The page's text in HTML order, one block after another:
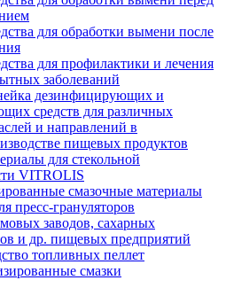
для обработки вымени после
для профилактики и лечения
заболеваний
дезинфицирующих и
средств для различных
и направлений в
пищевых продуктов
для стекольной
VITROLIS
смазочные материалы
пресс-грануляторов
заводов, сахарных
и др. пищевых предприятий
топливных пеллет
смазки